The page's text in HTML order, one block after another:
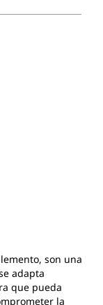
son una
adapta
que pueda
la